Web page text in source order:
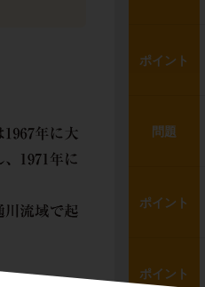
ポイント
問題
ポイント
ポイント